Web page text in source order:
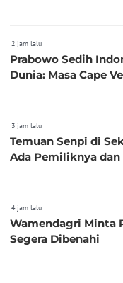
2 jam lalu
Prabowo Sedih
Dunia: Masa Cape
3 jam lalu
Temuan Senpi di
Ada Pemiliknya dan
4 jam lalu
Wamendagri Minta
Segera Dibenahi